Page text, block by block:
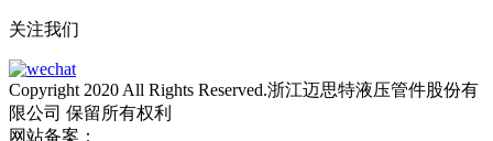
关注我们
Copyright 2020 All Rights Reserved.浙江迈思特液压管件股份有
限公司 保留所有权利
网站备案：